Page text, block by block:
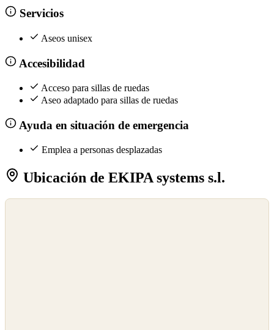
Servicios
Aseos unisex
Accesibilidad
Acceso para sillas de ruedas
Aseo adaptado para sillas de ruedas
Ayuda en situación de emergencia
Emplea a personas desplazadas
Ubicación de EKIPA systems s.l.